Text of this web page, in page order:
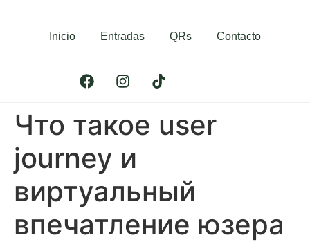
Inicio Entradas QRs Contacto
Что такое user
journey и
виртуальный
впечатление юзера